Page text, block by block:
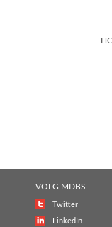
VOLG MDBS
Twitter
LinkedIn